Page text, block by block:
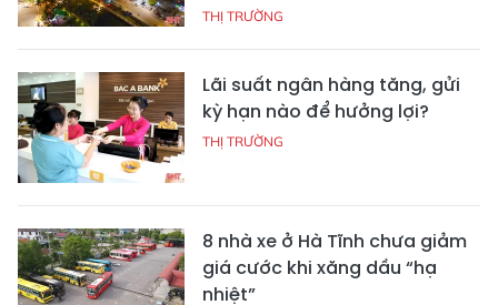
THỊ TRƯỜNG
Lãi suất ngân hàng tăng, gửi
kỳ hạn nào để hưởng lợi?
THỊ TRƯỜNG
8 nhà xe ở Hà Tĩnh chưa giảm
giá cước khi xăng dầu “hạ
nhiệt”